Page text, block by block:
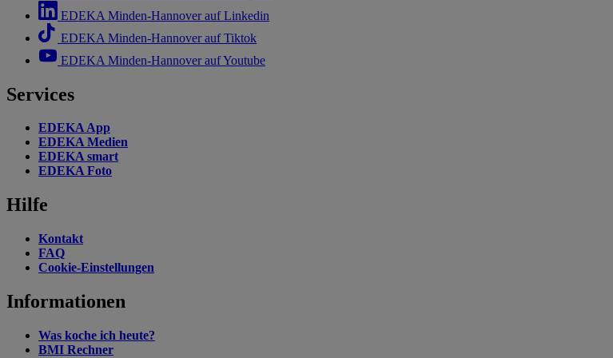
EDEKA Minden-Hannover auf Linkedin
EDEKA Minden-Hannover auf Tiktok
EDEKA Minden-Hannover auf Youtube
Services
EDEKA App
EDEKA Medien
EDEKA smart
EDEKA Foto
Hilfe
Kontakt
FAQ
Cookie-Einstellungen
Informationen
Was koche ich heute?
BMI Rechner